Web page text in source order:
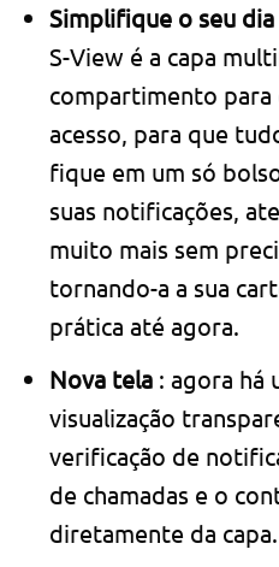
Simplifique o seu dia
S-View é a capa
compartimento para
acesso, para que
fique em um só
suas notificações,
muito mais sem
tornando-a a sua
prática até agora.
Nova tela : agora há
visualização
verificação de
de chamadas e o
diretamente da capa.